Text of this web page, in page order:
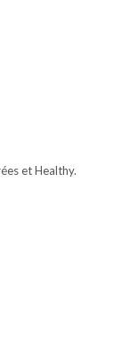
et Healthy.